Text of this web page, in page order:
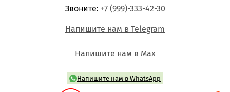
Звоните: +7 (999)-333-42-30
Напишите нам в Telegram
Напишите нам в Max
Напишите нам в WhatsApp